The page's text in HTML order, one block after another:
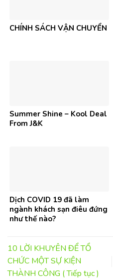
CHÍNH SÁCH VẬN CHUYỂN
Summer Shine – Kool Deal
From J&K
Dịch COVID 19 đã làm
ngành khách sạn điêu đứng
như thế nào?
10 LỜI KHUYÊN ĐỂ TỔ
CHỨC MỘT SỰ KIỆN
THÀNH CÔNG ( Tiếp tục )